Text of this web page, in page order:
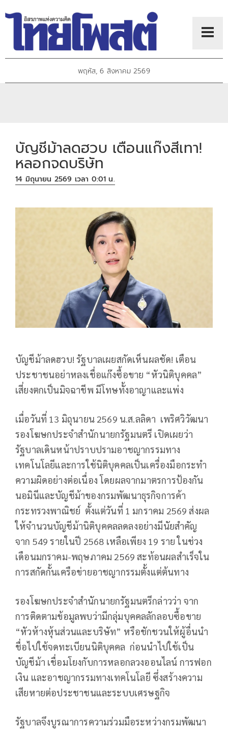
พฤหัส, 6 สิงหาคม 2569
บัญชีม้าลดฮวบ เตือนแก๊งสีเทา!
หลอกจดบริษัท
14 มิถุนายน 2569 เวลา 0:01 น.
บัญชีม้าลดฮวบ! รัฐบาลเผยสกัดเห็นผลชัด! เตือน
ประชาชนอย่าหลงเชื่อแก๊งซื้อขาย “หัวนิติบุคคล”
เสี่ยงตกเป็นมิจฉาชีพ มีโทษทั้งอาญาและแพ่ง
เมื่อวันที่ 13 มิถุนายน 2569 น.ส.ลลิดา เพริศวิวัฒนา
รองโฆษกประจำสำนักนายกรัฐมนตรี เปิดเผยว่า
รัฐบาลเดินหน้าปราบปรามอาชญากรรมทาง
เทคโนโลยีและการใช้นิติบุคคลเป็นเครื่องมือกระทำ
ความผิดอย่างต่อเนื่อง โดยผลจากมาตรการป้องกัน
นอมินีและบัญชีม้าของกรมพัฒนาธุรกิจการค้า
กระทรวงพาณิชย์ ตั้งแต่วันที่ 1 มกราคม 2569 ส่งผล
ให้จำนวนบัญชีม้านิติบุคคลลดลงอย่างมีนัยสำคัญ
จาก 549 รายในปี 2568 เหลือเพียง 19 ราย ในช่วง
เดือนมกราคม-พฤษภาคม 2569 สะท้อนผลสำเร็จใน
การสกัดกั้นเครือข่ายอาชญากรรมตั้งแต่ต้นทาง
รองโฆษกประจำสำนักนายกรัฐมนตรีกล่าวว่า จาก
การติดตามข้อมูลพบว่ามีกลุ่มบุคคลลักลอบซื้อขาย
“หัวห้างหุ้นส่วนและบริษัท” หรือชักชวนให้ผู้อื่นนำ
ชื่อไปใช้จดทะเบียนนิติบุคคล ก่อนนำไปใช้เป็น
บัญชีม้า เชื่อมโยงกับการหลอกลวงออนไลน์ การฟอก
เงิน และอาชญากรรมทางเทคโนโลยี ซึ่งสร้างความ
เสียหายต่อประชาชนและระบบเศรษฐกิจ
รัฐบาลจึงบูรณาการความร่วมมือระหว่างกรมพัฒนา